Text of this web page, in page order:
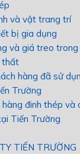
và vật trang trí
bị gia dụng
và giá treo
thất
hàng đã sử
Trường
đinh thép và
Tiến Trường
TIẾN TRƯỜNG